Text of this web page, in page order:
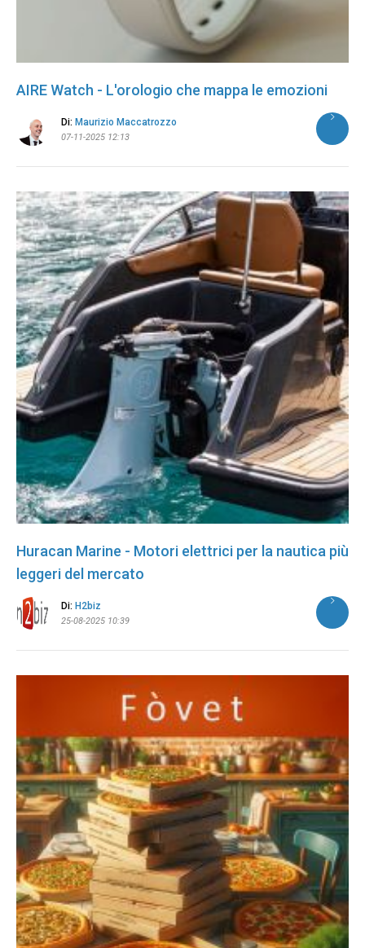
AIRE Watch - L'orologio che mappa le emozioni
Di: Maurizio Maccatrozzo
07-11-2025 12:13
Huracan Marine - Motori elettrici per la nautica più
leggeri del mercato
Di: H2biz
25-08-2025 10:39